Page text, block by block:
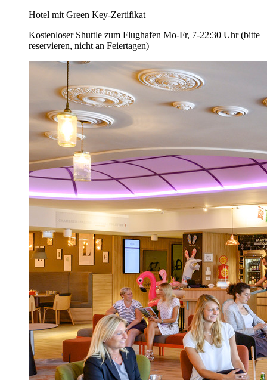
Hotel mit Green Key-Zertifikat
Kostenloser Shuttle zum Flughafen Mo-Fr, 7-22:30 Uhr (bitte
reservieren, nicht an Feiertagen)